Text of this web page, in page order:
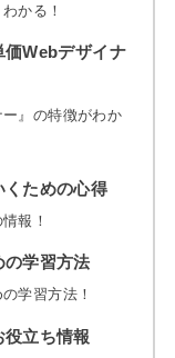
かる！
価Webデザイナ
』の特徴がわか
くための心得
報！
の学習方法
学習方法！
立ち情報